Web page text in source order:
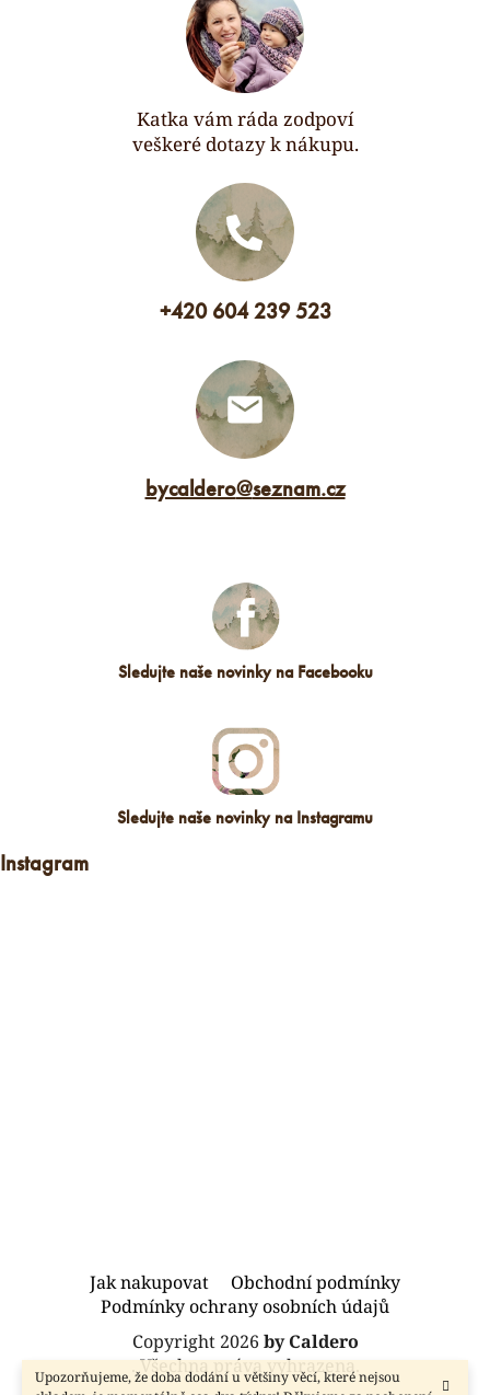
Upozorňujeme, že doba dodání u většiny věcí, které nejsou
Katka vám ráda zodpoví
veškeré dotazy k nákupu.
bycaldero@seznam.cz
+420 604 239 523
Sledujte naše novinky na Facebooku
Sledujte naše novinky na Instagramu
Instagram
Copyright 2026 by Caldero
. Všechna práva vyhrazena.
Jak nakupovat
Obchodní podmínky
Podmínky ochrany osobních údajů